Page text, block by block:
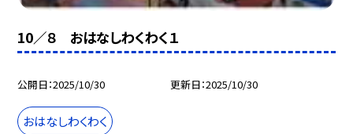
10／８ おはなしわくわく１
公開日 2025/10/30 更新日 2025/10/30
おはなしわくわく